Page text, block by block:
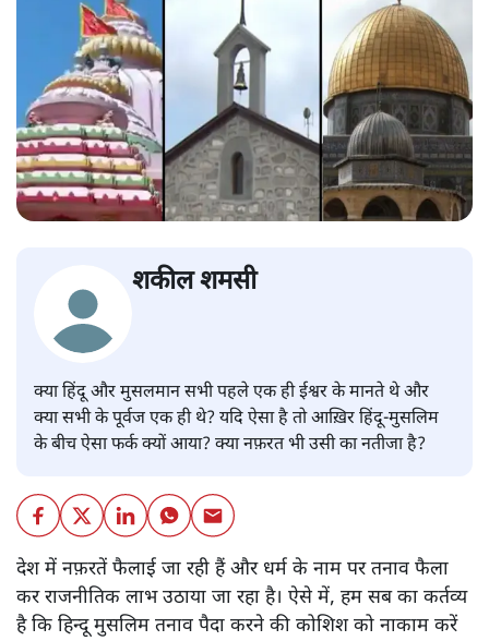
शकील शमसी
क्या हिंदू और मुसलमान सभी पहले एक ही ईश्वर के मानते थे और
क्या सभी के पूर्वज एक ही थे? यदि ऐसा है तो आख़िर हिंदू-मुसलिम
के बीच ऐसा फर्क क्यों आया? क्या नफ़रत भी उसी का नतीजा है?
देश में नफ़रतें फैलाई जा रही हैं और धर्म के नाम पर तनाव फैला
कर राजनीतिक लाभ उठाया जा रहा है। ऐसे में, हम सब का कर्तव्य
है कि हिन्दू मुसलिम तनाव पैदा करने की कोशिश को नाकाम करें